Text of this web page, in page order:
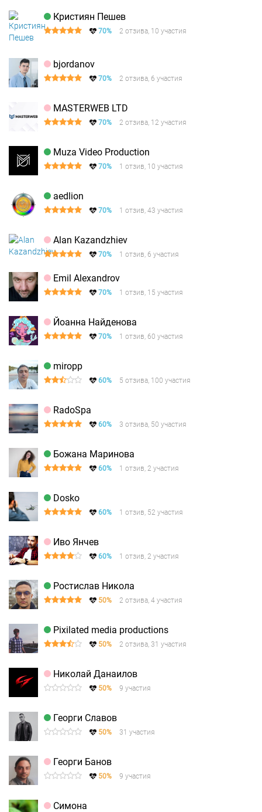
Кристиян Пешев
70% 2 отзива, 10 участия
bjordanov
70% 2 отзива, 6 участия
MASTERWEB LTD
70% 2 отзива, 12 участия
Muza Video Production
70% 1 отзив, 10 участия
aedlion
70% 1 отзив, 43 участия
Alan Kazandzhiev
70% 1 отзив, 6 участия
Emil Alexandrov
70% 1 отзив, 15 участия
Йоанна Найденова
70% 1 отзив, 60 участия
miropp
60% 5 отзива, 100 участия
RadoSpa
60% 3 отзива, 50 участия
Божана Маринова
60% 1 отзив, 2 участия
Dosko
60% 1 отзив, 52 участия
Иво Янчев
60% 1 отзив, 2 участия
Ростислав Никола
50% 2 отзива, 4 участия
Pixilated media productions
50% 2 отзива, 31 участия
Николай Данаилов
50% 9 участия
Георги Славов
50% 31 участия
Георги Банов
50% 9 участия
Симона